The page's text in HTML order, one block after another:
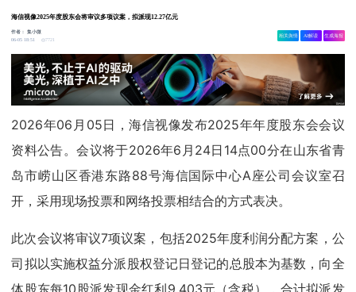
海信视像2025年度股东会将审议多项议案，拟派现12.27亿元
作者：集小微
06-05 18:51
7721
相关舆情 AI解读 生成海报
2026年06月05日，海信视像发布2025年年度股东会会议
资料公告。会议将于2026年6月24日14点00分在山东省青
岛市崂山区香港东路88号海信国际中心A座公司会议室召
开，采用现场投票和网络投票相结合的方式表决。
此次会议将审议7项议案，包括2025年度利润分配方案，公
司拟以实施权益分派股权登记日登记的总股本为基数，向全